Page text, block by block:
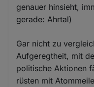
genauer hinsieht,
gerade: Ahrtal)
Gar nicht zu
Aufgeregtheit, mit
politische Aktionen
rüsten mit